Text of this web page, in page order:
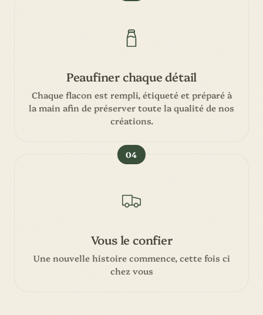
Peaufiner chaque détail
Chaque flacon est rempli, étiqueté et préparé à
la main afin de préserver toute la qualité de nos
créations.
04
Vous le confier
Une nouvelle histoire commence, cette fois ci
chez vous